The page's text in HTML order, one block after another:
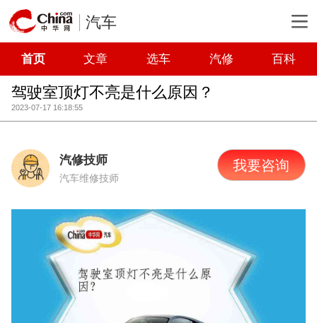
汽车
首页 文章 选车 汽修 百科
驾驶室顶灯不亮是什么原因？
2023-07-17 16:18:55
汽修技师
汽车维修技师
我要咨询